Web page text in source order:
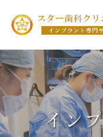
イン